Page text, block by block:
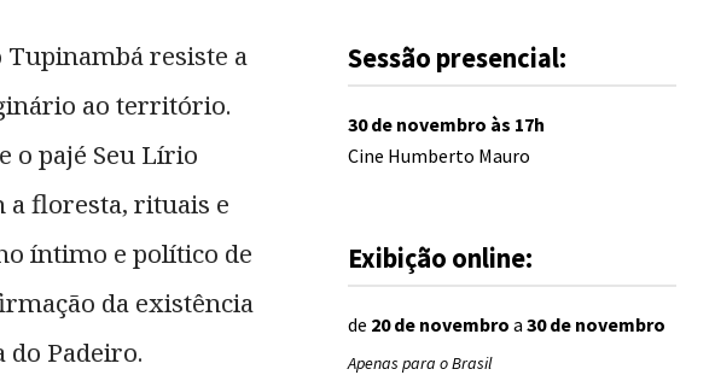
Sessão presencial:
30 de novembro às 17h
Cine Humberto Mauro
Exibição online:
de 20 de novembro a 30 de novembro
Apenas para o Brasil
Tupinambá resiste a
ao território.
o pajé Seu Lírio
a floresta, rituais e
íntimo e político de
da existência
Padeiro.